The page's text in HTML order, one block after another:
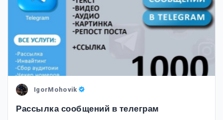
IgorMohovik
Рассылка сообщений в телеграм